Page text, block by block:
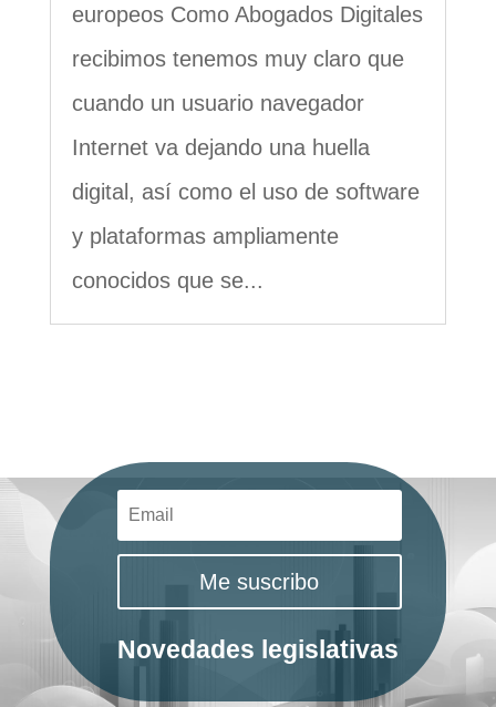
europeos Como Abogados Digitales
recibimos tenemos muy claro que
cuando un usuario navegador
Internet va dejando una huella
digital, así como el uso de software
y plataformas ampliamente
conocidos que se...
Novedades legislativas
Me suscribo